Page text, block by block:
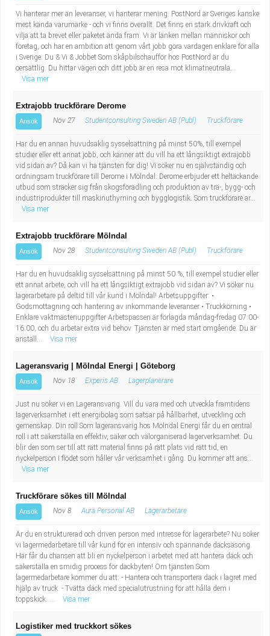
Vi hanterar mer än leveranser, vi hanterar mening. PostNord är Sveriges kanske
mest kända varumärke - och vi finns överallt. Det finns en stark drivkraft och
vilja att ta brevet eller paketet ända fram. Vi är länken mellan människor och
företag, och har en ambition att genom vårt jobb göra vardagen enklare för alla
i Sverige. Du & Vi & Jobbet Som skåpbilschaufför hos PostNord är du
oersättlig. Du hittar vägen och ditt jobb är en resa mot klimatneutrala...
Visa mer
Extrajobb truckförare Derome
Ansök Nov 27 Studentconsulting Sweden AB (Publ) Truckförare
Har du en annan huvudsaklig sysselsättning på minst 50%, till exempel
studier eller ett annat jobb, och känner att du vill ha ett långsiktigt extrajobb
vid sidan av? Då kan vi ha tjänsten för dig! Vi söker nu en självständig och
ordningsam truckförare till Derome i Mölndal. Derome erbjuder ett heltäckande
utbud som sträcker sig från skogsförädling och produktion av trä-, bygg- och
industriprodukter till maskinuthyrning och bygglogistik. Som truckförare ar...
Visa mer
Extrajobb truckförare Mölndal
Ansök Nov 28 Studentconsulting Sweden AB (Publ) Truckförare
Har du en huvudsaklig sysselsättning på minst 50 %, till exempel studier eller
ett annat arbete, och vill ha ett långsiktigt extrajobb vid sidan av? Vi söker nu
lagerarbetare på deltid till vår kund i Mölndal! Arbetsuppgifter: •
Godsmottagning och hantering av inkommande leveranser • Truckkörning •
Enklare vaktmästeriuppgifter Arbetspassen är förlagda måndag-fredag 07:00-
16:00, och du arbetar extra vid behov. Tjänsten är med start omgående. Du är
anställ...
Visa mer
Lageransvarig | Mölndal Energi | Göteborg
Ansök Nov 18 Experis AB Lagerplanerare
Just nu söker vi en Lageransvarig. Vill du vara med och utveckla framtidens
lagerverksamhet i ett energibolag som satsar på hållbarhet, utveckling och
gemenskap. Din roll Som lageransvarig hos Mölndal Energi får du en central
roll i att säkerställa en effektiv, säker och välorganiserad lagerverksamhet. Du
blir den som ser till att rätt material finns på rätt plats vid rätt tid, en
nyckelperson i flödet som håller vår verksamhet i gång. Du kommer att ans...
Visa mer
Truckförare sökes till Mölndal
Ansök Nov 8 Aura Personal AB Lagerarbetare
Är du en strukturerad och driven person med intresse för lagerarbete? Nu söker
vi lagermedarbetare till vår kund för en intensiv och spännande däcksäsong.
Här får du chansen att bli en nyckelperson i arbetet med att hantera däck och
säkerställa en smidig process för däckbyten! Om tjänsten Som
lagermedarbetare kommer du att: - Hantera och transportera däck i lagret med
hjälp av truck. - Tvätta däck med specialutrustning för att hålla dem i
toppskick. ...
Visa mer
Logistiker med truckkort sökes